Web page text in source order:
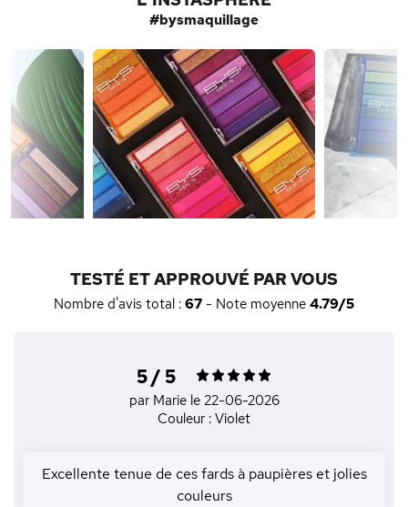
#bysmaquillage
TESTÉ ET APPROUVÉ PAR VOUS
Nombre d'avis total : 67 - Note moyenne 4.79/5
5 / 5
par Marie le 22-06-2026
Couleur : Violet
Excellente tenue de ces fards à paupières et jolies
couleurs